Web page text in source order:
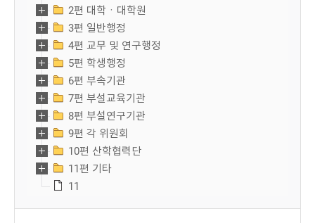
2편 대학ㆍ대학원
3편 일반행정
4편 교무 및 연구행정
5편 학생행정
6편 부속기관
7편 부설교육기관
8편 부설연구기관
9편 각 위원회
10편 산학협력단
11편 기타
11